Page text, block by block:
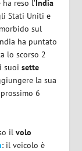
reso l’India
Stati Uniti e
sul
ha puntato
lo scorso 2
i suoisette
la sua
6
ilvolo
: il veicolo è